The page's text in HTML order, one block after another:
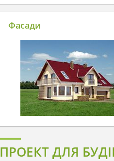
Фасади
ПРОЕКТ ДЛЯ